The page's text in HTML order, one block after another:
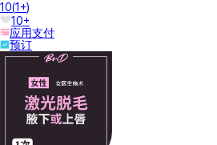
10(1+)
10+
应用支付
预订